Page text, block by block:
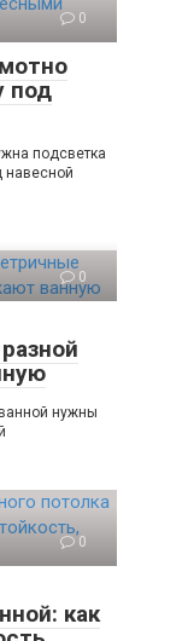
0
под
подсветка
навесной
0
нужны
0
как